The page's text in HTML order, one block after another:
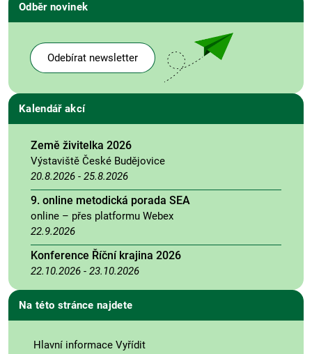
Odběr novinek
Odebírat newsletter
Kalendář akcí
Země živitelka 2026
Výstaviště České Budějovice
20.8.2026 - 25.8.2026
9. online metodická porada SEA
online – přes platformu Webex
22.9.2026
Konference Říční krajina 2026
22.10.2026 - 23.10.2026
Na této stránce najdete
Hlavní informace Vyřídit